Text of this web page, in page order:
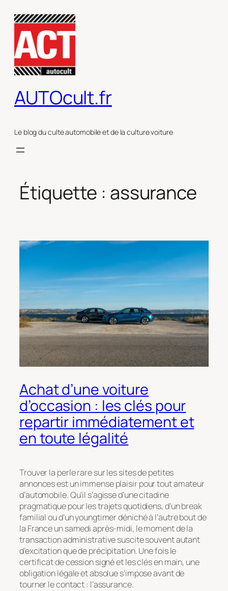
contenu
AUTOcult.fr
Le blog du culte automobile et de la culture voiture
Étiquette : assurance
Achat d’une voiture
d’occasion : les clés pour
repartir immédiatement et
en toute légalité
Trouver la perle rare sur les sites de petites
annonces est un immense plaisir pour tout amateur
d’automobile. Qu’il s’agisse d’une citadine
pragmatique pour les trajets quotidiens, d’un break
familial ou d’un youngtimer déniché à l’autre bout de
la France un samedi après-midi, le moment de la
transaction administrative suscite souvent autant
d’excitation que de précipitation. Une fois le
certificat de cession signé et les clés en main, une
obligation légale et absolue s’impose avant de
tourner le contact : l’assurance.